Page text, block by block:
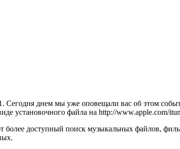
днем мы уже оповещали вас об этом
установочного файла на http://www.apple.com/
более доступный поиск музыкальных файлов,